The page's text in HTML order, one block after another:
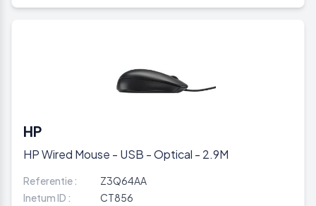
HP
HP Wired Mouse - USB - Optical - 2.9M
Referentie :
Z3Q64AA
Inetum ID :
CT856